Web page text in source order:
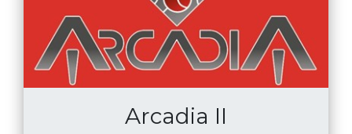
Helena RM
10-05-2021
Nos ha gustado mucho. Era la que nos
faltaba por hacer de Arcadia y todas son
buenas. Aunque hada del bosque que cumple
tus deseos sólo hay una.
Manolo Los que
Arcadia II